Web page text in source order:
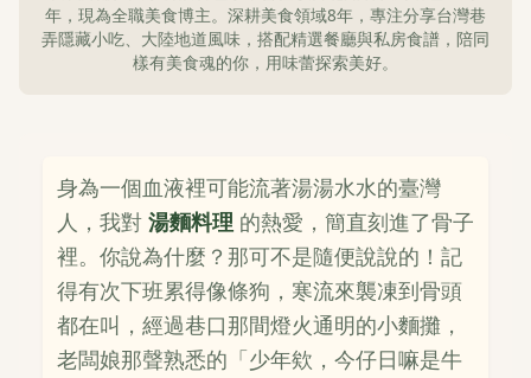
年，現為全職美食博主。深耕美食領域8年，專注分享台灣巷
弄隱藏小吃、大陸地道風味，搭配精選餐廳與私房食譜，陪同
樣有美食魂的你，用味蕾探索美好。
身為一個血液裡可能流著湯湯水水的臺灣
人，我對 湯麵料理 的熱愛，簡直刻進了骨子
裡。你說為什麼？那可不是隨便說說的！記
得有次下班累得像條狗，寒流來襲凍到骨頭
都在叫，經過巷口那間燈火通明的小麵攤，
老闆娘那聲熟悉的「少年欸，今仔日嘛是牛